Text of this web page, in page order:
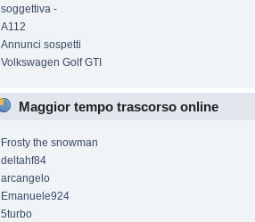
soggettiva -
A112
Annunci sospetti
Volkswagen Golf GTI
Maggior tempo trascorso online
Frosty the snowman
deltahf84
arcangelo
Emanuele924
5turbo